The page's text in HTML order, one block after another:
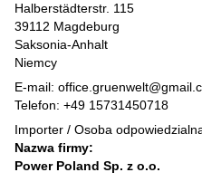
Halberstädterstr. 115
39112 Magdeburg
Saksonia-Anhalt
Niemcy
E-mail:
Telefon: +49 15731450718
Importer / Osoba
Nazwa firmy:
Power Poland Sp. z o.o.